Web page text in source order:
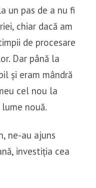
un pas de a nu fi
chiar dacă am
de procesare
Dar până la
și eram mândră
cel nou la
nouă.
ne-au ajuns
investiția cea